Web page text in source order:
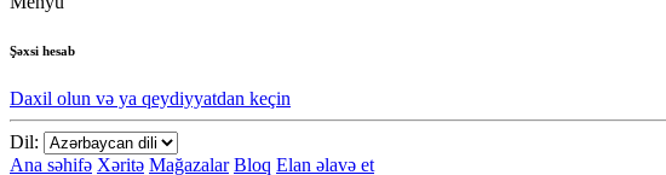
Şəxsi hesab
Daxil olun və ya qeydiyyatdan keçin
Dil:
Ana səhifə Xəritə Mağazalar Bloq Elan əlavə et